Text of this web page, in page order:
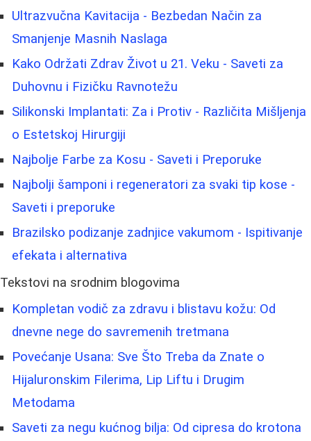
Ultrazvučna Kavitacija - Bezbedan Način za
Smanjenje Masnih Naslaga
Kako Održati Zdrav Život u 21. Veku - Saveti za
Duhovnu i Fizičku Ravnotežu
Silikonski Implantati: Za i Protiv - Različita Mišljenja
o Estetskoj Hirurgiji
Najbolje Farbe za Kosu - Saveti i Preporuke
Najbolji šamponi i regeneratori za svaki tip kose -
Saveti i preporuke
Brazilsko podizanje zadnjice vakumom - Ispitivanje
efekata i alternativa
Tekstovi na srodnim blogovima
Kompletan vodič za zdravu i blistavu kožu: Od
dnevne nege do savremenih tretmana
Povećanje Usana: Sve Što Treba da Znate o
Hijaluronskim Filerima, Lip Liftu i Drugim
Metodama
Saveti za negu kućnog bilja: Od cipresa do krotona